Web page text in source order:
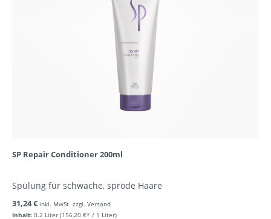
SP Repair Conditioner 200ml
Spülung für schwache, spröde Haare
Inhalt: 0.2 Liter (156,20 €* / 1 Liter)
31,24 € inkl. MwSt. zzgl. Versand